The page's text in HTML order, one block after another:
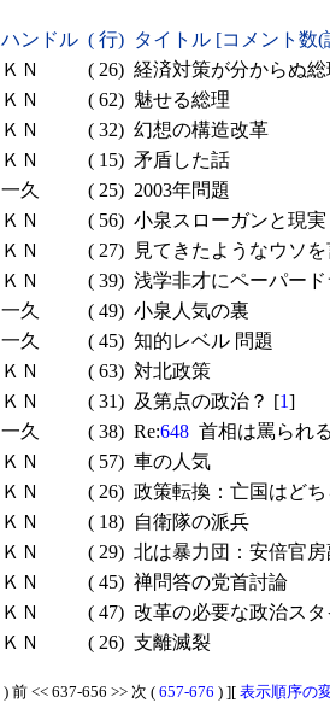
ハンドル ( 行) タイトル [コメント数
ＫＮ ( 26) 経済対策が分からぬ総
ＫＮ ( 62) 魅せる総理
ＫＮ ( 32) 幻想の構造改革
ＫＮ ( 15) 矛盾した話
一久 ( 25) 2003年問題
ＫＮ ( 56) 小泉スローガンと現実
ＫＮ ( 27)
見てきたようなウソ
ＫＮ ( 39) 浅学非才にペーパー
一久 ( 49) 小泉人気の裏
一久 ( 45) 知的レベル 問題
ＫＮ ( 63) 対北政策
ＫＮ ( 31) 及第点の政治？ [1]
一久 ( 38) Re:648 首相は罵られ
ＫＮ ( 57) 車の人気
ＫＮ ( 26) 政策転換：亡国はど
ＫＮ ( 18) 自衛隊の派兵
ＫＮ ( 29) 北は暴力団：安倍官
ＫＮ ( 45) 禅問答の党首討論
ＫＮ ( 47) 改革の必要な政治ス
ＫＮ ( 26) 支離滅裂
) 前 << 637-656 >> 次 ( 657-676 ) ][ 表示順序の